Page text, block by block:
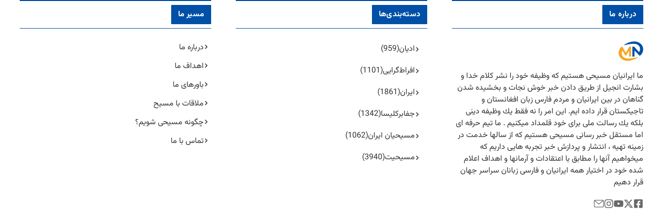
درباره ما
ما ایرانیان مسیحی هستیم كه وظیفه خود را نشر كلام خدا و
بشارت انجیل از طریق دادن خبر خوش نجات و بخشیده شدن
گناهان در بین ایرانیان و مردم فارس زبان افغانستان و
تاجیكستان قرار داده ایم. این امر را نه فقط یك وظیفه دینی
بلكه یك رسالت ملی برای خود قلمداد میكنیم . ما تیم حرفه ای
اما مستقل خبر رسانی مسیحی هستیم كه از سالها خدمت در
زمینه تهیه ، انتشار و پردازش خبر تجربه هایی داریم كه
میخواهیم آنها را مطابق با اعتقادات و آرمانها و اهداف اعلام
شده خود در اختیار همه ایرانیان و فارسی زبانان سراسر جهان
قرار دهیم
دسته‌بندی‌ها
ادیان(959)
افراط‌گرایی(1101)
ایران(1861)
جفا‌بر‌کلیسا(1342)
مسیحیان ایران(1062)
مسیحیت(3940)
مسیر ما
درباره ما
اهداف ما
باورهای ما
ملاقات با مسیح
چگونه مسیحی شویم؟
تماس با ما